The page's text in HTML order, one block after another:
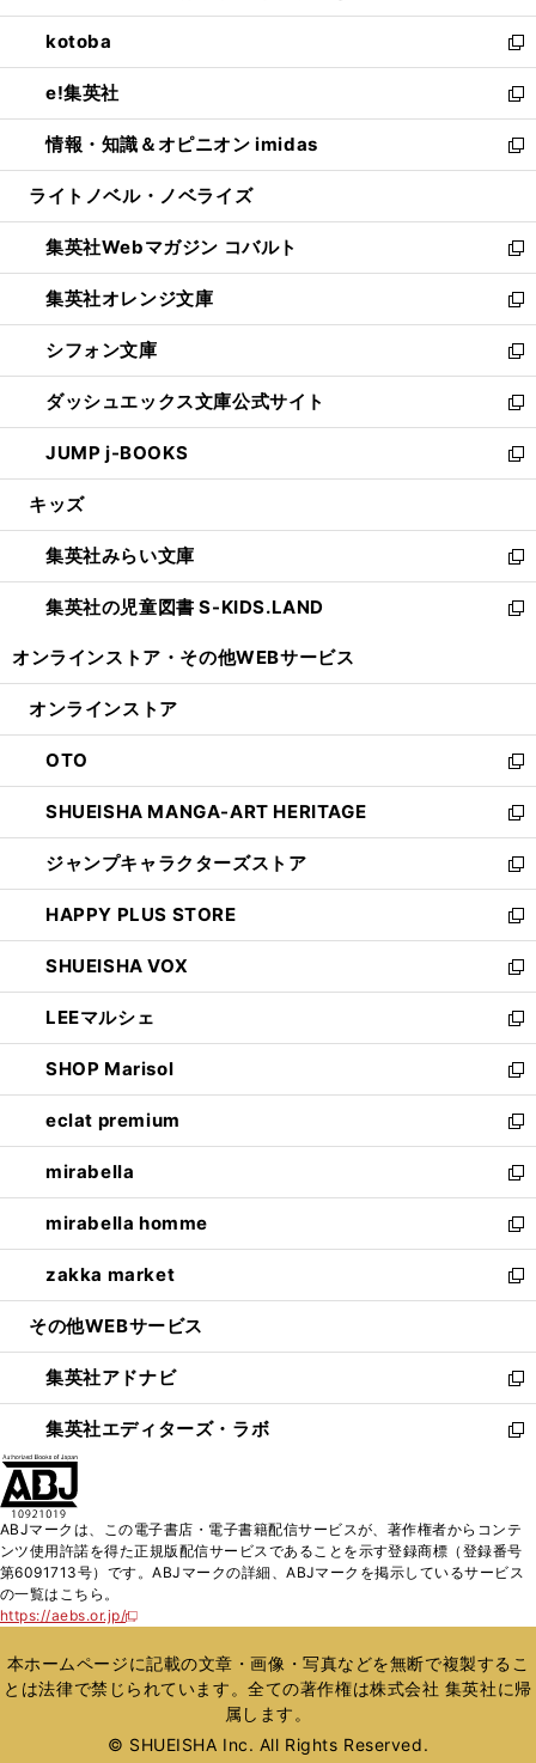
開
く
ウ
で
開
く
ン
ド
ウ
で
開
く
ウ
ィ
ン
ド
ウ
で
開
し
い
ウ
ィ
ン
ド
ウ
開
く
kotoba
新
し
い
ウ
ィ
ン
ウ
で
開
く
e!集英社
新
し
い
ウ
ン
ド
ウ
で
開
く
情報・知識＆オピニオン imidas
新
し
ウ
ィ
ン
ド
ウ
で
開
く
ライトノベル・ノベライズ
集英社Webマガジン コバルト
新
し
い
ウ
ィ
ン
ド
ウ
で
開
集英社オレンジ文庫
新
し
い
ウ
ィ
ン
ド
ウ
開
く
シフォン文庫
新
し
い
ウ
ィ
ン
ウ
で
開
く
ダッシュエックス文庫公式サイト
新
し
い
ウ
ン
ド
ウ
で
JUMP j-BOOKS
新
し
ウ
ィ
ン
ド
開
キッズ
集英社みらい文庫
新
し
い
ン
ウ
で
開
く
集英社の児童図書 S-KIDS.LAND
新
ウ
ン
ド
ウ
で
開
く
オンラインストア・ その他WEBサービス
オンラインストア
OTO
新
し
い
ウ
ィ
ン
ド
ウ
で
開
く
SHUEISHA MANGA-ART HERITAGE
新
し
い
ウ
ィ
ン
ド
ウ
で
開
く
ジャンプキャラクターズストア
新
し
い
ウ
ィ
ン
ド
ウ
で
開
く
HAPPY PLUS STORE
新
し
い
ウ
ィ
ン
ド
ウ
で
開
く
SHUEISHA VOX
新
し
い
ウ
ィ
ン
ド
ウ
で
開
く
LEEマルシェ
新
し
い
ウ
ィ
ン
ド
ウ
で
開
く
SHOP Marisol
新
し
い
ウ
ィ
ン
ド
ウ
で
開
eclat premium
新
し
い
ウ
ィ
ン
ド
ウ
開
く
mirabella
新
し
い
ウ
ィ
ン
ウ
で
開
く
mirabella homme
新
し
い
ウ
ン
ド
ウ
で
zakka market
新
し
ウ
ィ
ン
ド
く
その他WEBサービス
集英社アドナビ
新
し
い
ド
ウ
で
集英社エディターズ・ラボ
新
ィ
ン
ド
開
く
ABJマークは、この電子書店・電子書籍配信サービスが、著作権者からコンテ
ンツ使用許諾を得た正規版配信サービスであることを示す登録商標（登録番号
第6091713号）です。ABJマークの詳細、ABJマークを掲示しているサービス
の一覧はこちら。
https://aebs.or.jp/
新
い
ウ
ィ
ウ
本ホームページに記載の文章・画像・写真などを無断で複製するこ
とは法律で禁じられています。全ての著作権は株式会社 集英社に帰
属します。
© SHUEISHA Inc. All Rights Reserved.